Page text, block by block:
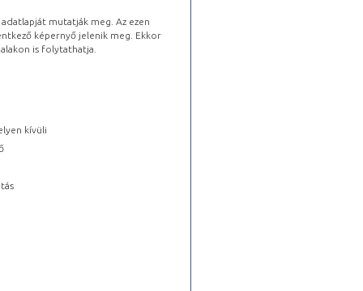
mutatják meg. Az ezen
képernyő jelenik meg. Ekkor
is folytathatja.
kívüli